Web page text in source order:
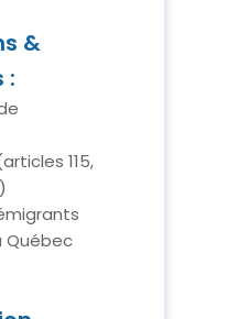
&
:
115,
Québec